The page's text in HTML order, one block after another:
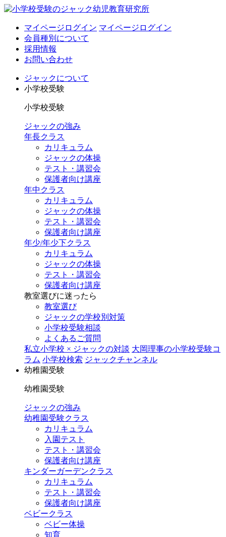
マイページログイン マイページログイン
会員種別について
採用情報
お問い合わせ
ジャックについて
小学校受験
小学校受験
ジャックの強み
年長クラス
カリキュラム
ジャックの体操
テスト・講習会
保護者向け講座
年中クラス
カリキュラム
ジャックの体操
テスト・講習会
保護者向け講座
年少/年少下クラス
カリキュラム
ジャックの体操
テスト・講習会
保護者向け講座
教室選びに迷ったら
教室選び
ジャックの学校別対策
小学校受験相談
よくあるご質問
私立小学校 × ジャックの対談 大岡理事の小学校受験コ
ラム 小学校検索 ジャックチャンネル
幼稚園受験
幼稚園受験
ジャックの強み
幼稚園受験クラス
カリキュラム
入園テスト
テスト・講習会
保護者向け講座
キンダーガーデンクラス
カリキュラム
テスト・講習会
保護者向け講座
ベビークラス
ベビー体操
知育